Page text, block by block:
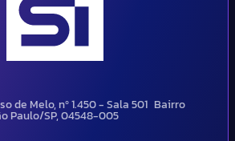
de Melo, nº 1.450 - Sala 501 Bairro
Paulo/SP, 04548-005